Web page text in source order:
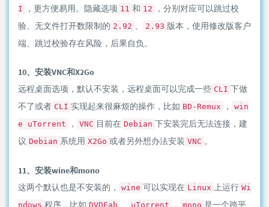
I
，更方便易用。隐藏选项 11 和 12
，分别对应可以跳过校
验、无文件打开数限制的 2.92 、 2.93 版本，使用修改版客户
端、跳过校验存在风险，后果自负。
10、安装VNC和X2Go
远程桌面选项，默认不安装，远程桌面可以完成一些 CLI 下做
不了或者 CLI 实现起来很麻烦的操作，比如 BD-Remux ，
win
e uTorrent
， VNC 目前在 Debian 下安装完后无法连接，建
议 Debian 系统用 X2Go 或者另外想办法安装 VNC 。
11、安装wine和mono
这两个默认也是不安装的，
wine 可以实现在 Linux 上运行 Wi
ndows 程序，比如 DVDFab uTorrent ， mono 是一个跨平